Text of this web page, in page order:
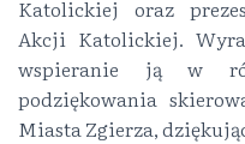
Katolickiej oraz
Akcji Katolickiej.
wspieranie ją w
podziękowania
Miasta Zgierza,